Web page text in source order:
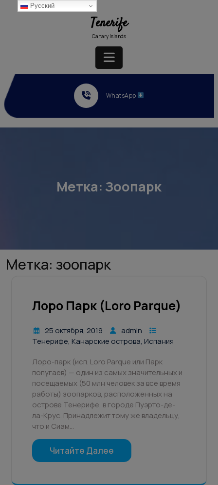
Перейти
Tenerife
Canary Islands
Кнопка
Открыть
WhatsApp
Метка: Зоопарк
Метка: зоопарк
Лоро Парк (Loro Parque)
25 октября, 2019
admin
Тенерифе, Канарские острова, Испания
Лоро-парк (исп. Loro Parque или Парк
попугаев) — один из самых значительных и
посещаемых (50 млн человек за все время
работы) зоопарков, расположенных на
острове Тенерифе, в городе Пуэрто-де-
ла-Крус. Принадлежит тому же владельцу,
что и Сиам…
Читайте Далее
Русский